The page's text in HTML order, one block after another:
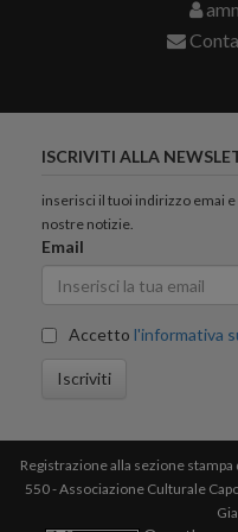
ISCRIVITI ALLA
inserisci il tuoi indirizzo emai
nostre notizie.
Email
Accetto l'informativa
Iscriviti
Registrazione alla sezione
550 - Associazione Culturale